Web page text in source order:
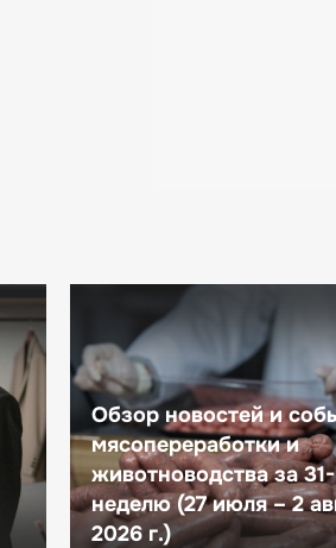
Обзор новостей и
мясопереработки и
животноводства за
неделю (27 июля – 2
2026 г.)